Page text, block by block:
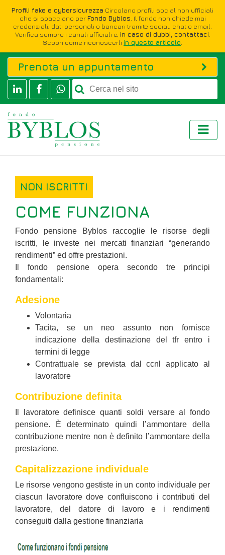
Profili fake e cybersicurezza Circolano profili social non ufficiali
che si spacciano perFondo Byblos . Il fondo non chiede mai
credenziali, dati personali o bancari tramite social, chat o email.
Verifica sempre i canali ufficiali e, in caso di dubbi, contattaci
Scopri come riconoscerli in questo articolo
Prenota un appuntamento
NON ISCRITTI
COME FUNZIONA
Fondo pensione Byblos raccoglie le risorse degli
iscritti, le investe nei mercati finanziari “generando
rendimenti” ed offre prestazioni.
Il fondo pensione opera secondo tre principi
fondamentali:
Adesione
Volontaria
Tacita, se un neo assunto non fornisce
indicazione della destinazione del tfr entro i
termini di legge
Contrattuale se prevista dal ccnl applicato al
lavoratore
Contribuzione definita
Il lavoratore definisce quanti soldi versare al fondo
pensione. È determinato quindi l’ammontare della
contribuzione mentre non è definito l’ammontare della
prestazione.
Capitalizzazione individuale
Le risorse vengono gestiste in un conto individuale per
ciascun lavoratore dove confluiscono i contributi del
lavoratore, del datore di lavoro e i rendimenti
conseguiti dalla gestione finanziaria